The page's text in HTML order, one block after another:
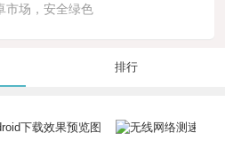
市场，安全绿色
排行